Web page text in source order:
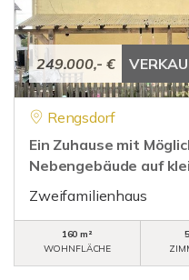
249.000,- €
Rengsdorf
Ein Zuhause mit
Nebengebäude auf
Zweifamilienhaus
160 m²
WOHNFLÄCHE
5